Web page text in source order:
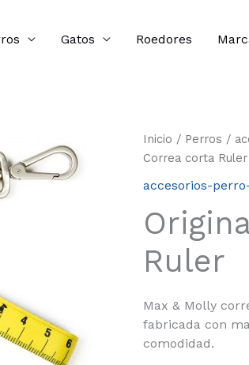
Gatos Roedores
Inicio / Perros /
Correa corta Ruler
accesorios-
Ruler
Max & Molly
fabricada con
comodidad.